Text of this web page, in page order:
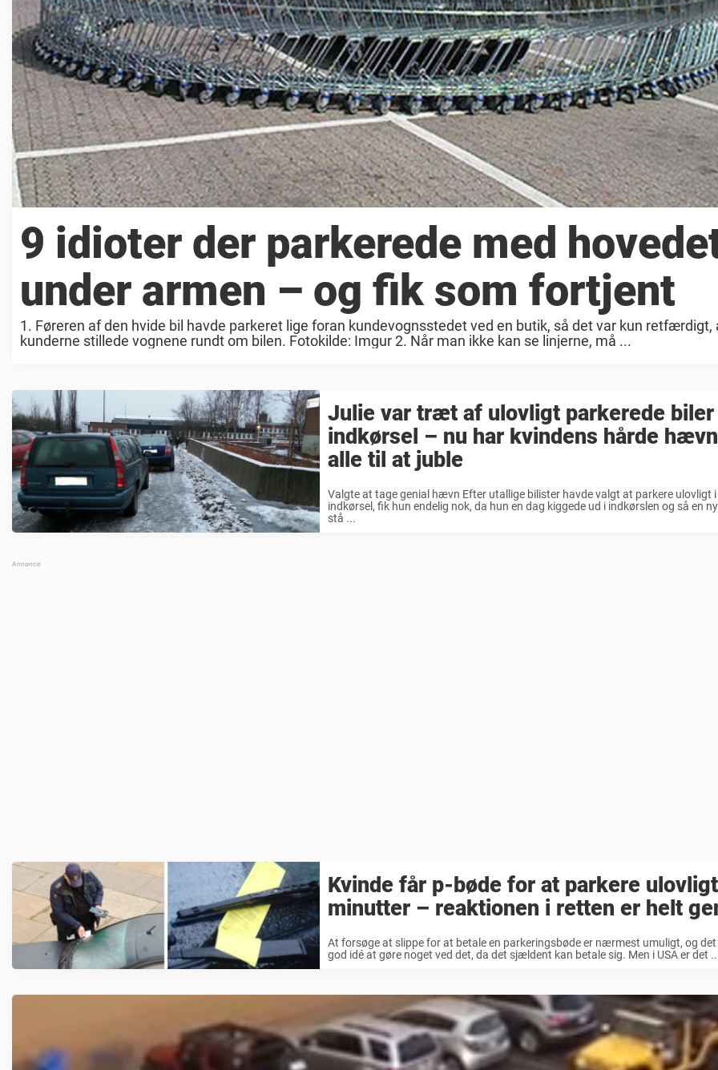
9 idioter der parkerede med
under armen – og fik som fortjent
1. Føreren af den hvide bil havde parkeret lige foran kundevognsstedet ved en butik, så det var kun retfærdigt,
kunderne stillede vognene rundt om bilen. Fotokilde: Imgur 2. Når man ikke kan se linjerne, må ...
Julie var træt af ulovligt parkerede
indkørsel – nu har kvindens hårde
alle til at juble
Valgte at tage genial hævn Efter utallige bilister havde valgt at parkere ulovligt
indkørsel, fik hun endelig nok, da hun en dag kiggede ud i indkørslen og så en
stå ...
Kvinde får p-bøde for at parkere
minutter – reaktionen i retten er helt
At forsøge at slippe for at betale en parkeringsbøde er nærmest umuligt, og
god idé at gøre noget ved det, da det sjældent kan betale sig. Men i USA er det